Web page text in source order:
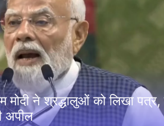
ने श्रद्धालुओं को लिखा पत्र,
अपील